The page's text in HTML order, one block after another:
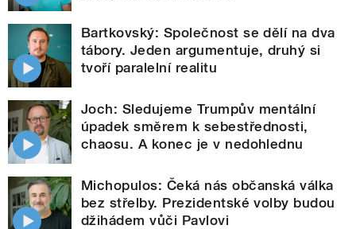
Bartkovský: Společnost se dělí na dva
tábory. Jeden argumentuje, druhý si
tvoří paralelní realitu
Joch: Sledujeme Trumpův mentální
úpadek směrem k sebestřednosti,
chaosu. A konec je v nedohlednu
Michopulos: Čeká nás občanská válka
bez střelby. Prezidentské volby budou
džihádem vůči Pavlovi